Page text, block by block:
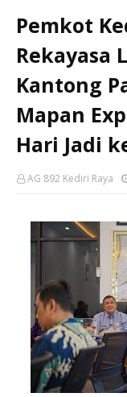
Pemkot
Rekayasa
Kantong
Mapan
Hari Jadi
AG 892 Kediri Raya